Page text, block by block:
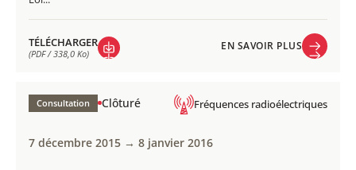
TÉLÉCHARGER
(PDF / 338,0 Ko)
(PDF / 338,0 Ko)
EN SAVOIR PLUS
Consultation Clôturé Fréquences radioélectriques
7 décembre 2015 → 8 janvier 2016